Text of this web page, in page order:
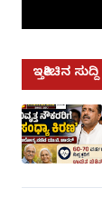
ಇತ್ತೀಚಿನ ಸುದ್ದಿ